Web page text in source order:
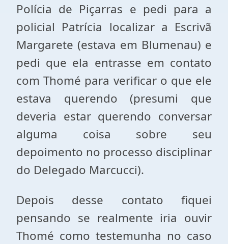
Polícia de Piçarras e pedi para a
policial Patrícia localizar a Escrivã
Margarete (estava em Blumenau) e
pedi que ela entrasse em contato
com Thomé para verificar o que ele
estava querendo (presumi que
deveria estar querendo conversar
alguma coisa sobre seu
depoimento no processo disciplinar
do Delegado Marcucci).
Depois desse contato fiquei
pensando se realmente iria ouvir
Thomé como testemunha no caso